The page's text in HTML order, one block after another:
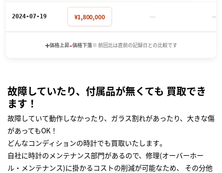
2024-07-19 ¥1,800,000 － －
+価格上昇-価格下落※ 前回比は直前の記録日との比較です
故障していたり、付属品が無くても 買取でき
ます！
故障していて動作しなかったり、ガラス割れがあったり、大きな傷
があってもOK！
どんなコンディションの時計でも買取いたします｡
自社に時計のメンテナンス部門があるので、修理(オーバーホー
ル・メンテナンス)に掛かるコストの削減が可能なため、 その分他